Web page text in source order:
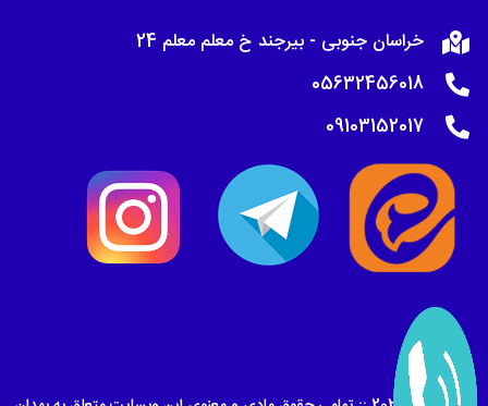
خراسان جنوبی - بیرجند خ معلم معلم 24
05632456018
09103152017